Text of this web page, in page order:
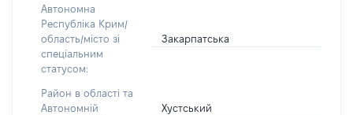
Автономна
Республіка Крим/
область/місто зі
спеціальним
статусом:
Закарпатська
Район в області та
Автономній
Хустський